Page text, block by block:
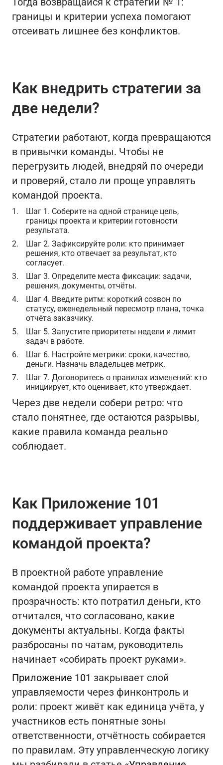
границы и критерии успеха помогают
отсеивать лишнее без конфликтов.
Как внедрить стратегии за
две недели?
Стратегии работают, когда превращаются
в привычки команды. Чтобы не
перегрузить людей, внедряй по очереди
и проверяй, стало ли проще управлять
командой проекта.
Шаг 1. Соберите на одной странице цель,
границы проекта и критерии готовности
результата.
Шаг 2. Зафиксируйте роли: кто принимает
решения, кто отвечает за результат, кто
согласует.
Шаг 3. Определите места фиксации: задачи,
решения, документы, отчёты.
Шаг 4. Введите ритм: короткий созвон по
статусу, еженедельный пересмотр плана, точка
отчёта заказчику.
Шаг 5. Запустите приоритеты недели и лимит
задач в работе.
Шаг 6. Настройте метрики: сроки, качество,
деньги. Назначь владельцев метрик.
Шаг 7. Договоритесь о правилах изменений: кто
инициирует, кто оценивает, кто утверждает.
Через две недели собери ретро: что
стало понятнее, где остаются разрывы,
какие правила команда реально
соблюдает.
Как Приложение 101
поддерживает управление
командой проекта?
В проектной работе управление
командой проекта упирается в
прозрачность: кто потратил деньги, кто
отчитался, что согласовано, какие
документы актуальны. Когда факты
разбросаны по чатам, руководитель
начинает «собирать проект руками».
Приложение 101 закрывает слой
управляемости через финконтроль и
роли: проект живёт как единица учёта, у
участников есть понятные зоны
ответственности, отчётность собирается
по правилам. Эту управленческую логику